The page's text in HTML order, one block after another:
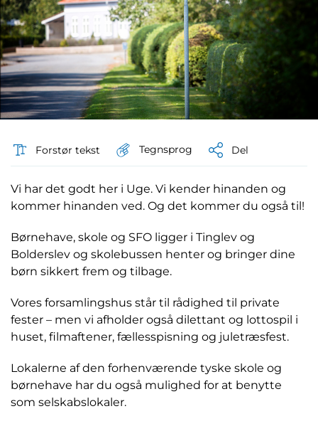
Forstør tekst Tegnsprog Del
Vi har det godt her i Uge. Vi kender hinanden og
kommer hinanden ved. Og det kommer du også til!
Børnehave, skole og SFO ligger i Tinglev og
Bolderslev og skolebussen henter og bringer dine
børn sikkert frem og tilbage.
Vores forsamlingshus står til rådighed til private
fester – men vi afholder også dilettant og lottospil i
huset, filmaftener, fællesspisning og juletræsfest.
Lokalerne af den forhenværende tyske skole og
børnehave har du også mulighed for at benytte
som selskabslokaler.